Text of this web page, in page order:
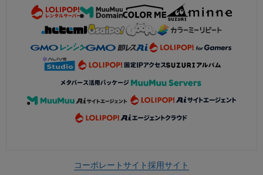
コーポレートサイト採用サイト